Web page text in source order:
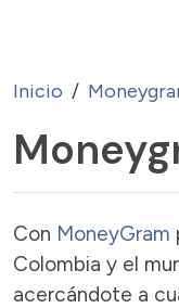
Inicio
Con MoneyGram
Colombia y el
acercándote a